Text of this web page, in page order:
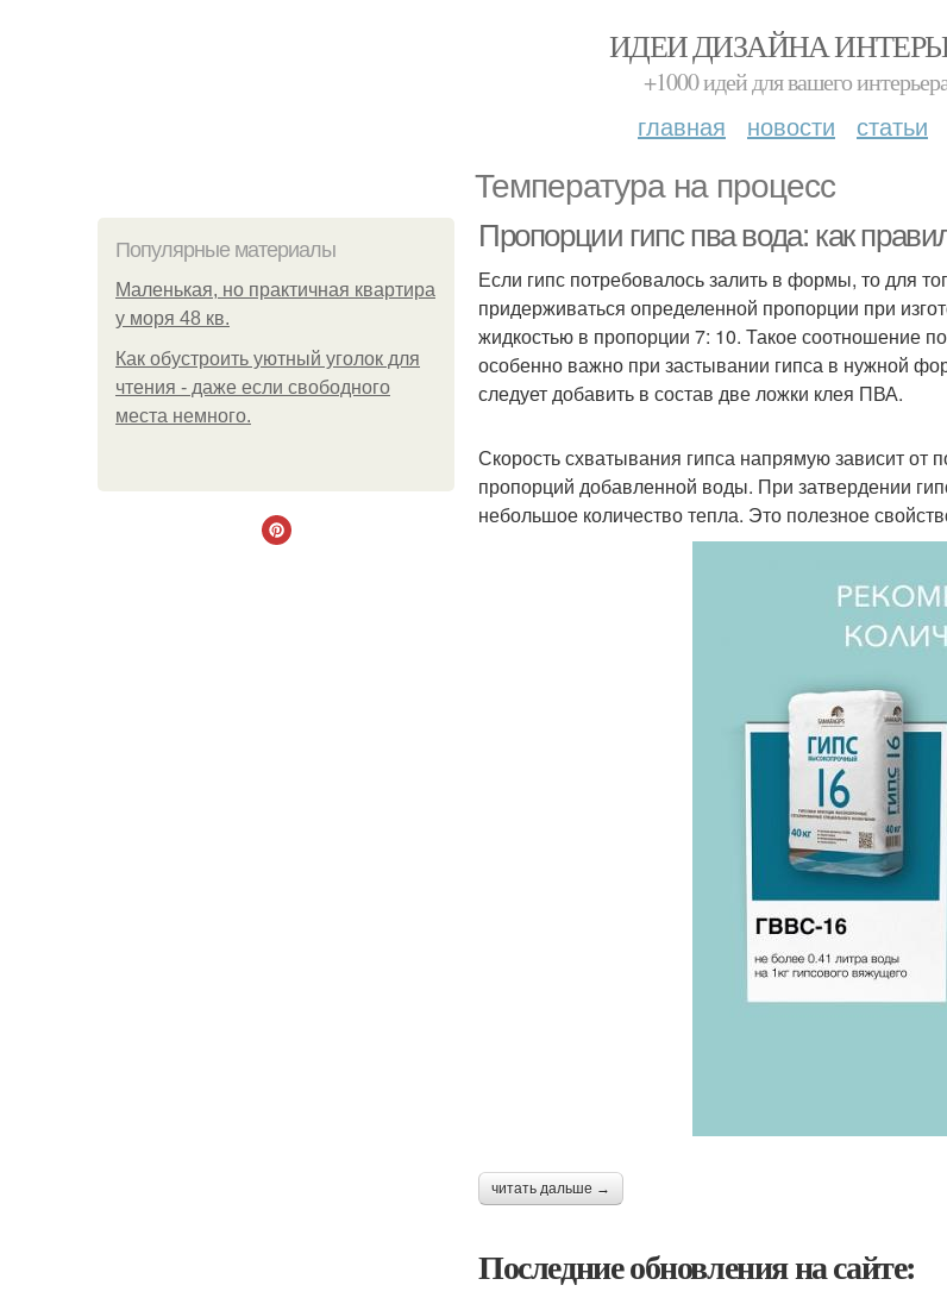
ИДЕИ ДИЗАЙНА
+1000 идей для вашего
главная новости статьи
Температура на процесс
Популярные материалы
Маленькая, но практичная квартира
у моря 48 кв.
Как обустроить уютный уголок для
чтения - даже если свободного
места немного.
Пропорции гипс пва вода: как
Если гипс потребовалось залить в формы, то для
придерживаться определенной пропорции при
жидкостью в пропорции 7: 10. Такое соотношение
особенно важно при застывании гипса в нужной
следует добавить в состав две ложки клея ПВА.
Скорость схватывания гипса напрямую зависит от
пропорций добавленной воды. При затвердении
небольшое количество тепла. Это полезное
читать дальше →
Последние обновления на сайте: